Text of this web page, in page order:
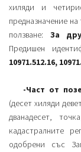
хиляди и
предназначение
ползване: За
Предишен
10971.512.16,
-Част от
(десет хиляди
дванадесет,
кадастралните
одобрени със